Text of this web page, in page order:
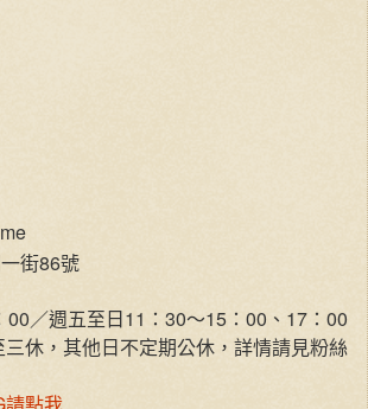
街86號
／週五至日11：30～15：00、17：00
休，其他日不定期公休，詳情請見粉絲
請點我